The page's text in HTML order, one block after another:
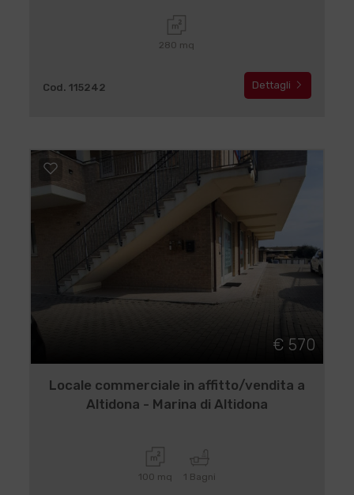
280 mq
Cod. 115242 Dettagli
€ 570
Locale commerciale in affitto/vendita a
Altidona - Marina di Altidona
100 mq 1 Bagni